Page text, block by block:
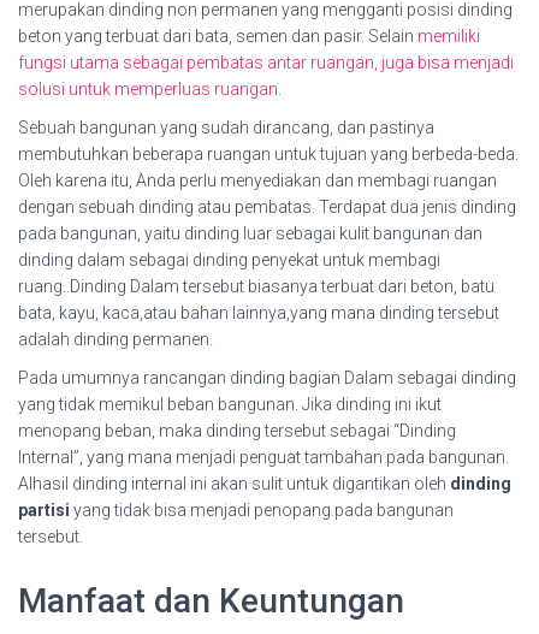
merupakan dinding non permanen yang mengganti posisi dinding
beton yang terbuat dari bata, semen dan pasir. Selain memiliki
fungsi utama sebagai pembatas antar ruangan, juga bisa menjadi
solusi untuk memperluas ruangan.
Sebuah bangunan yang sudah dirancang, dan pastinya
membutuhkan beberapa ruangan untuk tujuan yang berbeda-beda.
Oleh karena itu, Anda perlu menyediakan dan membagi ruangan
dengan sebuah dinding atau pembatas. Terdapat dua jenis dinding
pada bangunan, yaitu dinding luar sebagai kulit bangunan dan
dinding dalam sebagai dinding penyekat untuk membagi
ruang..Dinding Dalam tersebut biasanya terbuat dari beton, batu
bata, kayu, kaca,atau bahan lainnya,yang mana dinding tersebut
adalah dinding permanen.
Pada umumnya rancangan dinding bagian Dalam sebagai dinding
yang tidak memikul beban bangunan. Jika dinding ini ikut
menopang beban, maka dinding tersebut sebagai “Dinding
Internal”, yang mana menjadi penguat tambahan pada bangunan.
Alhasil dinding internal ini akan sulit untuk digantikan oleh dinding
partisi yang tidak bisa menjadi penopang.pada bangunan
tersebut.
Manfaat dan Keuntungan